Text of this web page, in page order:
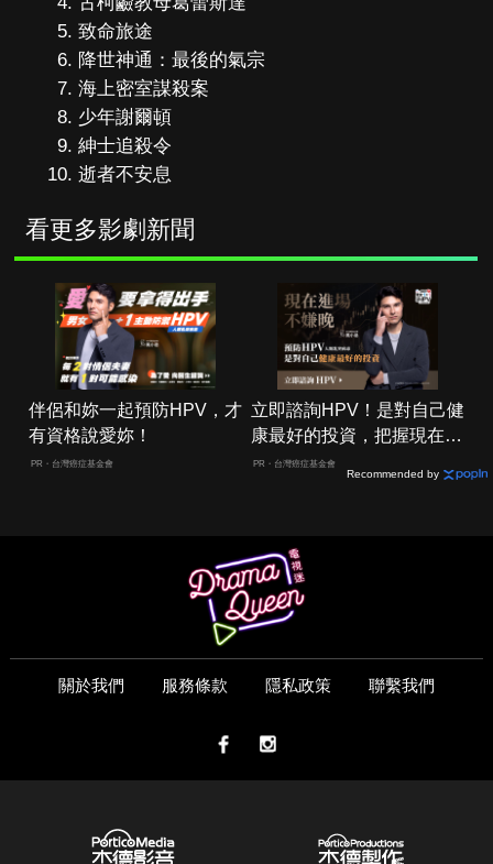
致命旅途
降世神通：最後的氣宗
海上密室謀殺案
少年謝爾頓
紳士追殺令
逝者不安息
看更多影劇新聞
伴侶和妳一起預防HPV，才
有資格說愛妳！
PR・台灣癌症基金會
立即諮詢HPV！是對自己健
康最好的投資，把握現在不
嫌晚！
PR・台灣癌症基金會
Recommended by
關於我們 服務條款 隱私政策 聯繫我們